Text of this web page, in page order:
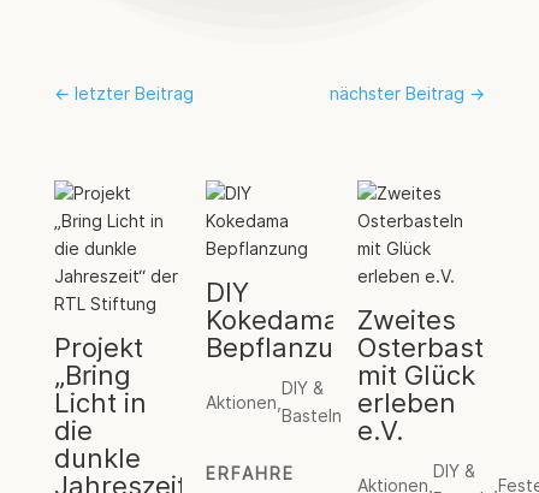
← letzter Beitrag nächster Beitrag →
Projekt
„Bring
Licht in
die
dunkle
Jahreszeit“
DIY
Kokedama
Bepflanzung
Aktionen
DIY &
Basteln
ERFAHRE
Zweites
Osterbasteln
mit Glück
erleben
e.V.
Aktionen
DIY &
,